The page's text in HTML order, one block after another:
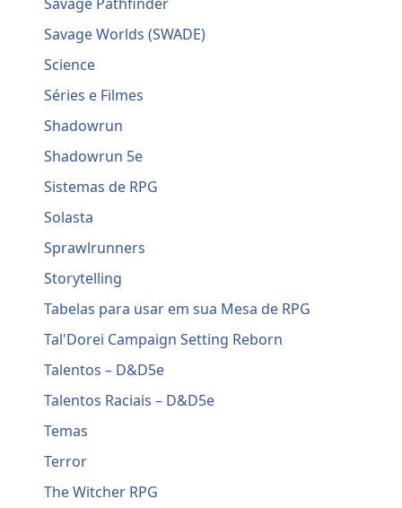
Savage Worlds (SWADE)
Science
Séries e Filmes
Shadowrun
Shadowrun 5e
Sistemas de RPG
Solasta
Sprawlrunners
Storytelling
Tabelas para usar em sua Mesa de RPG
Tal'Dorei Campaign Setting Reborn
Talentos – D&D5e
Talentos Raciais – D&D5e
Temas
Terror
The Witcher RPG